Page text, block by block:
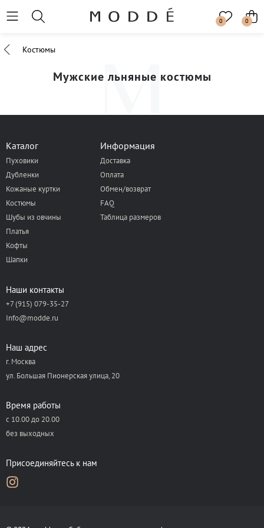
0 0
Костюмы
Мужские льняные костюмы
Каталог
Пуховики
Дубленки
Кожаные куртки
Костюмы
Шубы из овчины
Платья
Кофты
Шапки
Информация
Доставка
Оплата
Обмен/возврат
FAQ
Таблица размеров
Наши контакты
+7 (915) 079-35-27
Info@modde.ru
Наш адрес
г. Москва
ул. Большая Пионерская улица, 20
Время работы
с 10.00 до 20.00
без выходных
Присоединяйтесь к нам